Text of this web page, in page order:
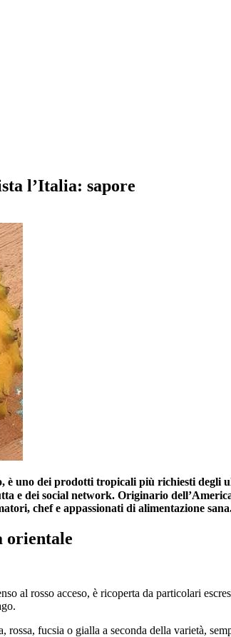
l’Italia: sapore
è uno dei prodotti tropicali più richiesti
e dei social network. Originario
chef e appassionati di alimentazione
orientale
al rosso acceso, è ricoperta da particolari
rossa, fucsia o gialla a seconda della varietà,